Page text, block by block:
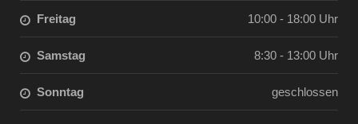
Freitag 10:00 - 18:00 Uhr
Samstag 8:30 - 13:00 Uhr
Sonntag geschlossen